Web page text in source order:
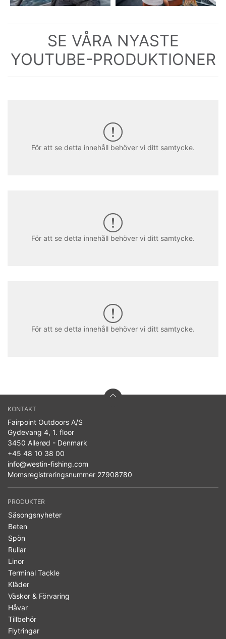
SE VÅRA NYASTE
YOUTUBE-PRODUKTIONER
För att se detta innehåll behöver vi ditt samtycke.
För att se detta innehåll behöver vi ditt samtycke.
För att se detta innehåll behöver vi ditt samtycke.
KONTAKT
Fairpoint Outdoors A/S
Gydevang 4, 1. floor
3450 Allerød - Denmark
+45 48 10 38 00
info@westin-fishing.com
Momsregistreringsnummer 27908780
PRODUKTER
Säsongsnyheter
Beten
Spön
Rullar
Linor
Terminal Tackle
Kläder
Väskor & Förvaring
Håvar
Tillbehör
Flytringar